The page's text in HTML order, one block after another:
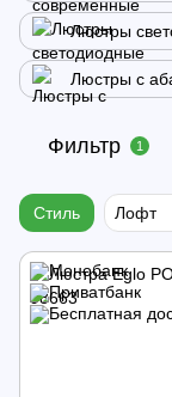
Люстры
Люстры с
Фильтр 1
Стиль Лофт